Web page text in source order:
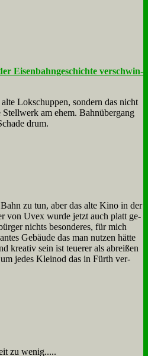
Ei­sen­bahn­ge­schich­te ver­schwin­
Lok­schup­pen, son­dern das nicht
am ehem. Bahn­über­gang
drum.
zu tun, aber das al­te Ki­no in der
von Uvex wur­de jetzt auch platt ge­
nichts be­son­de­res, für mich
Ge­bäu­de das man nut­zen hät­te
krea­tiv sein ist teue­rer als ab­rei­ßen
um je­des Klein­od das in Fürth ver­
zu we­nig.....